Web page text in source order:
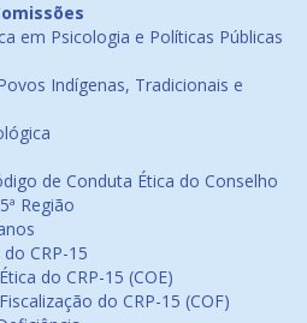
em Psicologia e Políticas Públicas
Indígenas, Tradicionais e
de Conduta Ética do Conselho
Região
CRP-15
do CRP-15 (COE)
do CRP-15 (COF)